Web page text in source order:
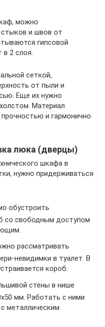
можно
и швов от
гипсовой
в 2 слоя.
сеткой,
от пыли и
Еще их нужно
Материал
и гармонично
люка (дверцы)
шкафа в
нужно придерживаться
обустроить
со свободным доступом
рассматривать
невидимки в туалет. В
короб.
стены в нише
мм. Работать с ними
металлическим